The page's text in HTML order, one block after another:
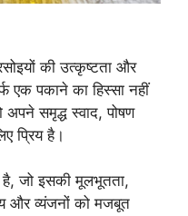
की उत्कृष्टता और
एक पकाने का हिस्सा नहीं
समृद्ध स्वाद, पोषण
प्रिय है।
है, जो इसकी मूलभूतता,
और व्यंजनों को मजबूत